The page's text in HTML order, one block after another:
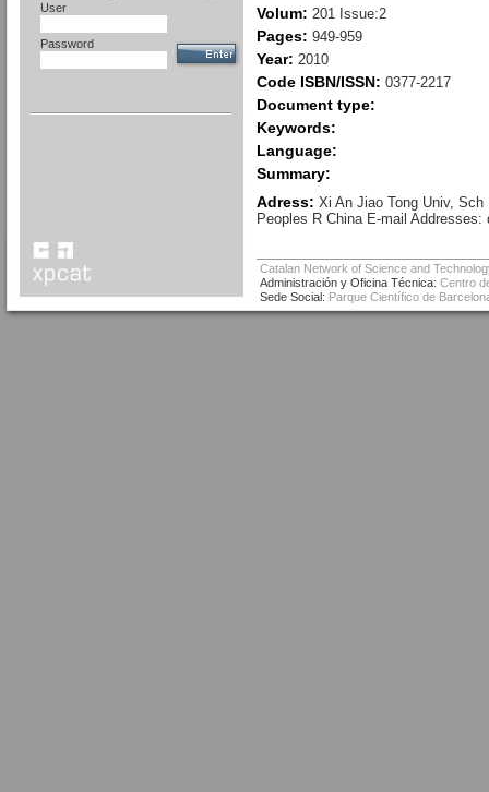
User
Password
Volum: 201 Issue:2
Pages: 949-959
Year: 2010
Code ISBN/ISSN: 0377-2217
Document type:
Keywords:
Language:
Summary:
Adress: Xi An Jiao Tong Univ,
Peoples R China E-mail
Catalan Network of Science and
Administración y Oficina Técnica: Centro
Sede Social: Parque Científico de